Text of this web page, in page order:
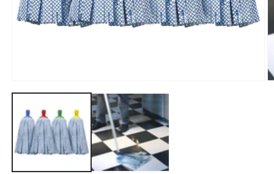
conteúdo
em
modal